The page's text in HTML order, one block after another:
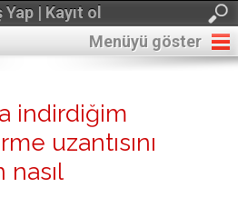
| Kayıt ol
Menüyü göster
indirdiğim
uzantısını